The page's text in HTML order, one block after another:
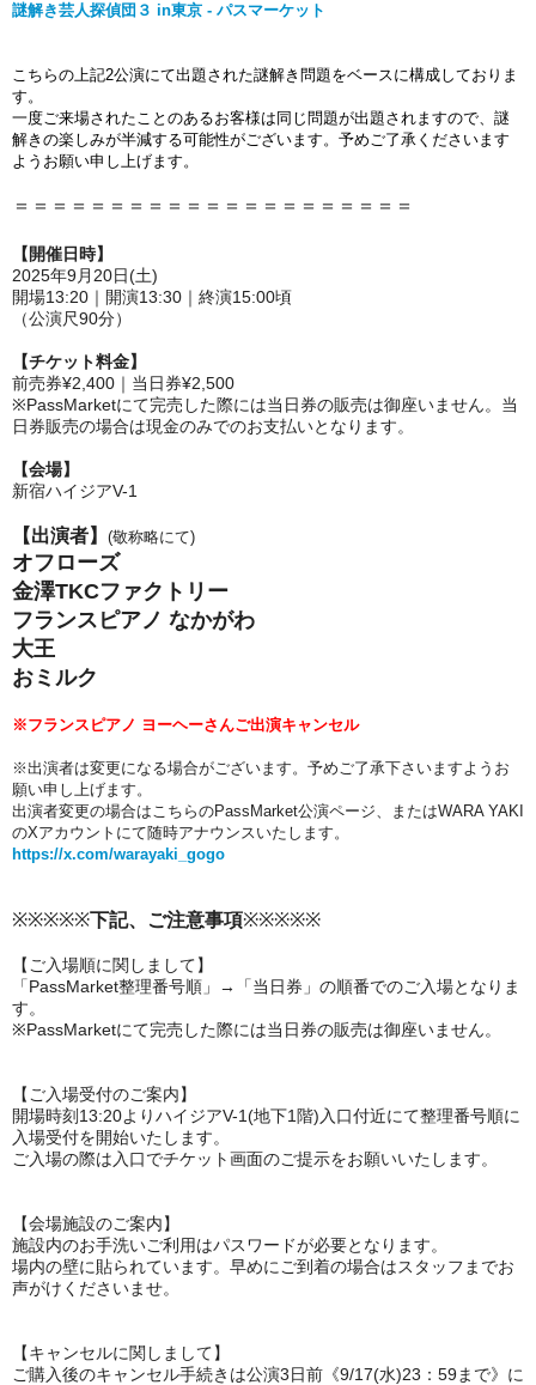
謎解き芸人探偵団３ in東京 - パスマーケット
こちらの上記2公演にて出題された謎解き問題をベースに構成しておりま
す。
一度ご来場されたことのあるお客様は同じ問題が出題されますので、謎
解きの楽しみが半減する可能性がございます。予めご了承くださいます
ようお願い申し上げます。
＝＝＝＝＝＝＝＝＝＝＝＝＝＝＝＝＝＝＝＝＝
【開催日時】
2025年9月20日(土)
開場13:20｜開演13:30｜終演15:00頃
（公演尺90分）
【チケット料金】
前売券¥2,400｜当日券¥2,500
※PassMarketにて完売した際には当日券の販売は御座いません。当
日券販売の場合は現金のみでのお支払いとなります。
【会場】
新宿ハイジアV-1
【出演者】 (敬称略にて)
オフローズ
金澤TKCファクトリー
フランスピアノ なかがわ
大王
おミルク
※フランスピアノ ヨーヘーさんご出演キャンセル
※出演者は変更になる場合がございます。 予めご了承下さいますようお
願い申し上げます。
出演者変更の場合はこちらのPassMarket公演ページ、
またはWARA YAKI
のXアカウントにて随時アナウンスいたします。
https://x.com/warayaki_gogo
※※※※※下記、ご注意事項※※※※※
【ご入場順に関しまして】
「PassMarket整理番号順」→「当日券」の順番でのご入場となりま
す。
※PassMarketにて完売した際には当日券の販売は御座いません。
【ご入場受付のご案内】
開場時刻13:20よりハイジアV-1(地下1階)入口付近にて整理番号順に
入場受付を開始いたします。
ご入場の際は入口でチケット画面のご提示をお願いいたします。
【会場施設のご案内】
施設内のお手洗いご利用はパスワードが必要となります。
場内の壁に貼られています。早めにご到着の場合はスタッフまでお
声がけくださいませ。
【キャンセルに関しまして】
ご購入後のキャンセル手続きは公演3日前《9/17(水)23：59まで》に